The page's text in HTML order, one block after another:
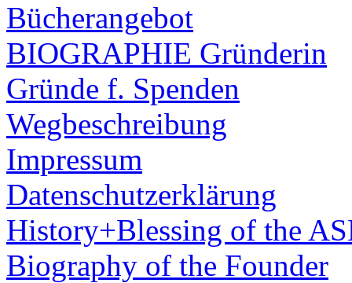
Bücherangebot
BIOGRAPHIE Gründerin
Gründe f. Spenden
Wegbeschreibung
Impressum
Datenschutzerklärung
History+Blessing of the
Biography of the Founder